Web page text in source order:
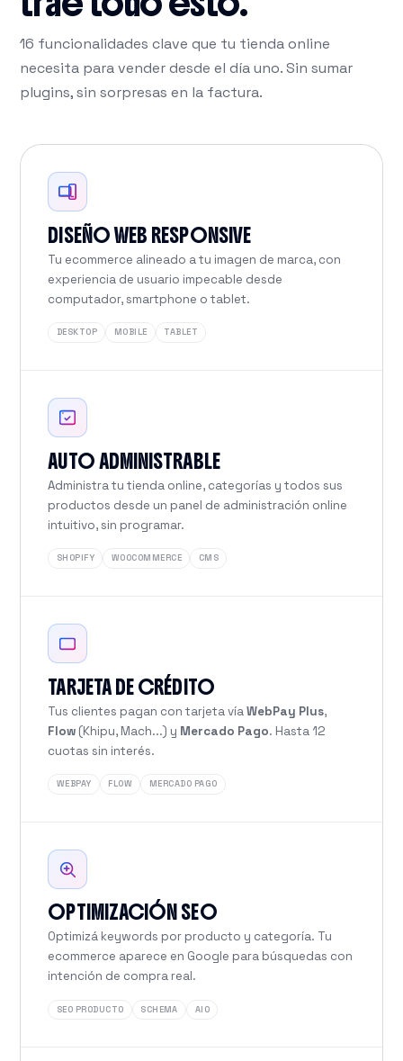
16 funcionalidades clave que tu tienda online
necesita para vender desde el día uno. Sin sumar
plugins, sin sorpresas en la factura.
DISEÑO WEB RESPONSIVE
Tu ecommerce alineado a tu imagen de marca, con
experiencia de usuario impecable desde
computador, smartphone o tablet.
DESKTOP MOBILE TABLET
AUTO ADMINISTRABLE
Administra tu tienda online, categorías y todos sus
productos desde un panel de administración online
intuitivo, sin programar.
SHOPIFY WOOCOMMERCE CMS
TARJETA DE CRÉDITO
Tus clientes pagan con tarjeta víaWebPay Plus,
Flow (Khipu, Mach...) y Mercado Pago. Hasta 12
cuotas sin interés.
WEBPAY FLOW MERCADO PAGO
OPTIMIZACIÓN SEO
Optimizá keywords por producto y categoría. Tu
ecommerce aparece en Google para búsquedas con
intención de compra real.
SEO PRODUCTO SCHEMA AIO